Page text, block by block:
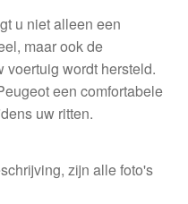
u niet alleen een
maar ook de
voertuig wordt hersteld.
een comfortabele
uw ritten.
zijn alle foto's